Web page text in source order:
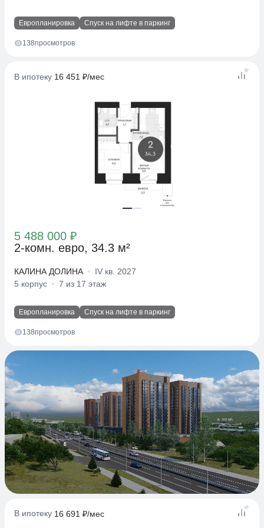
Европланировка Спуск на лифте в паркинг
138просмотров
В ипотеку 16 451 ₽/мес
5 488 000 ₽
2-комн. евро, 34.3 м²
КАЛИНА ДОЛИНА
IV кв. 2027
5 корпус
7 из 17 этаж
Европланировка Спуск на лифте в паркинг
138просмотров
В ипотеку 16 691 ₽/мес